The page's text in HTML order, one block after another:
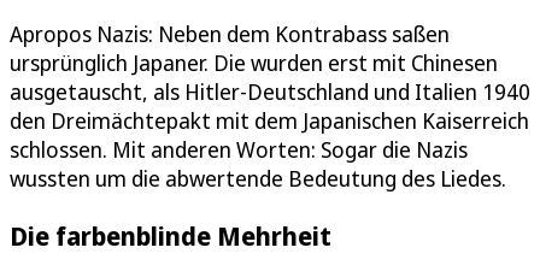
Apropos Nazis: Neben dem Kontrabass saßen
ursprünglich Japaner. Die wurden erst mit Chinesen
ausgetauscht, als Hitler-Deutschland und Italien 1940
den Dreimächtepakt mit dem Japanischen Kaiserreich
schlossen. Mit anderen Worten: Sogar die Nazis
wussten um die abwertende Bedeutung des Liedes.
Die farbenblinde Mehrheit